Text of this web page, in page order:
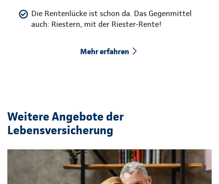
Die Rentenlücke ist schon da. Das Gegenmittel
auch: Riestern, mit der Riester-Rente!
Mehr erfahren
Weitere Angebote der
Lebensversicherung